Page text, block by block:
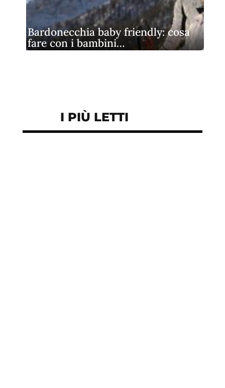
Bardonecchia baby friendly: cosa
fare con i bambini…
I PIÙ LETTI